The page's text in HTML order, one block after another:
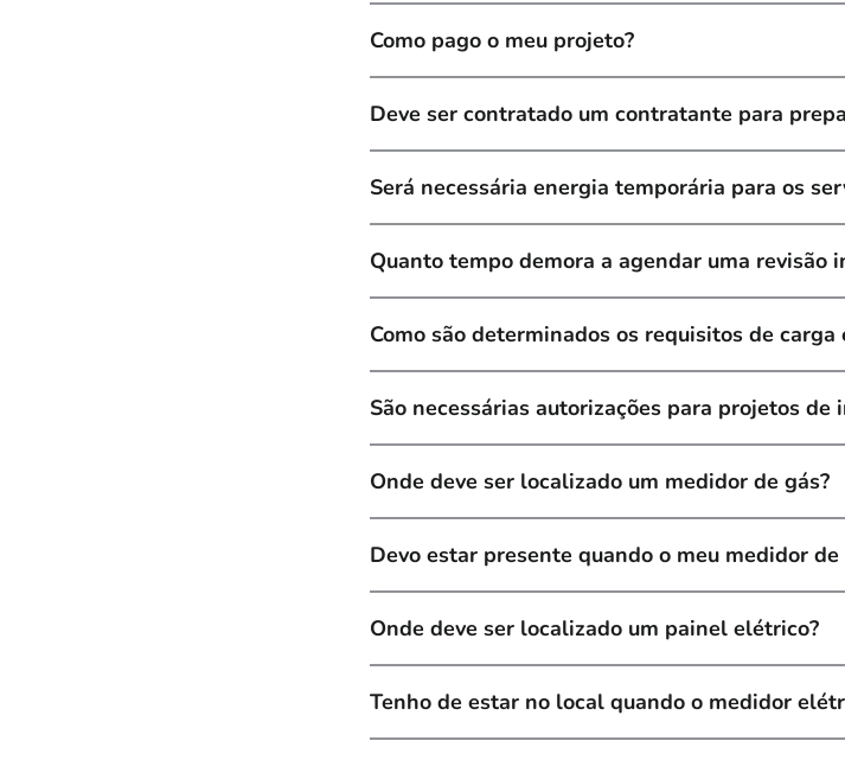
Como pago o meu projeto?
Deve ser contratado um contratante para
Será necessária energia temporária para os
Quanto tempo demora a agendar uma revisão
Como são determinados os requisitos de carga
São necessárias autorizações para projetos de
Onde deve ser localizado um medidor de gás?
Devo estar presente quando o meu medidor
Onde deve ser localizado um painel elétrico?
Tenho de estar no local quando o medidor